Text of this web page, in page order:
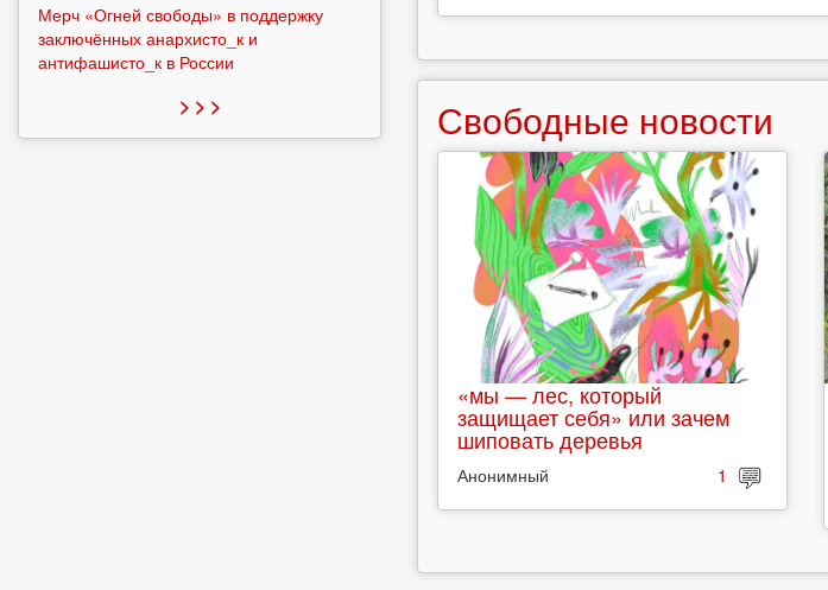
Свободные новости
«мы — лес, который
защищает себя» или зачем
шиповать деревья
Анонимный 1
Мерч «Огней свободы» в поддержку
заключённых анархисто_к и
антифашисто_к в России
> > >